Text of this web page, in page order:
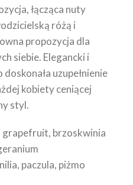
łącząca nuty
różą i
propozycja dla
siebie. Elegancki i
uzupełnienie
kobiety ceniącej
styl.
grapefruit, brzoskwinia
paczula, piżmo